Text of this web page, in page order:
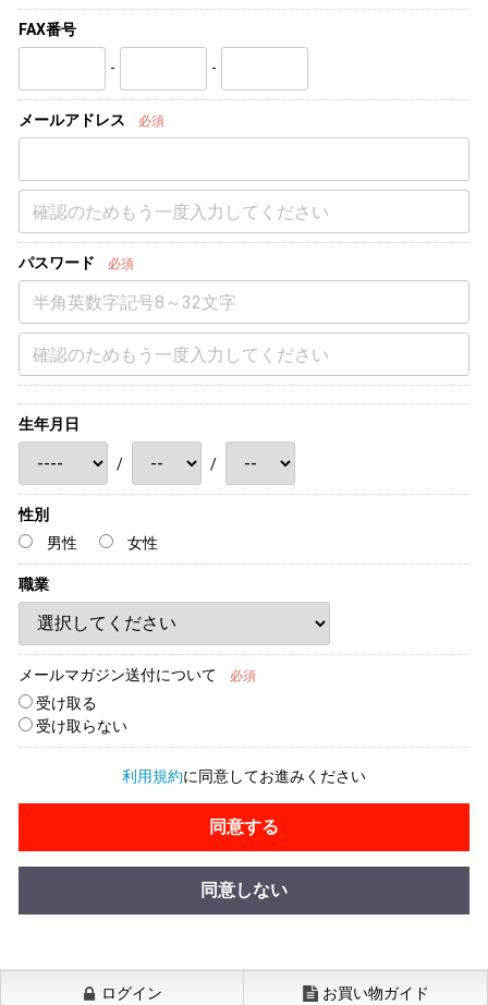
FAX番号
- -
メールアドレス 必須
パスワード 必須
生年月日
/ /
性別
男性
女性
職業
メールマガジン送付について 必須
受け取る
受け取らない
利用規約に同意してお進みください
同意する
同意しない
ログイン お買い物ガイド